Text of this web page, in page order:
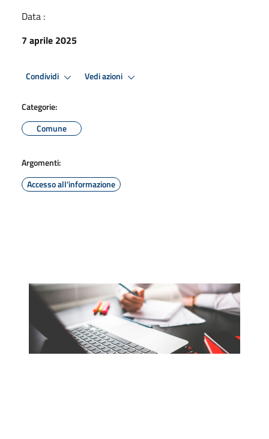
Data :
7 aprile 2025
Condividi Vedi azioni
Categorie:
Comune
Argomenti:
Accesso all'informazione